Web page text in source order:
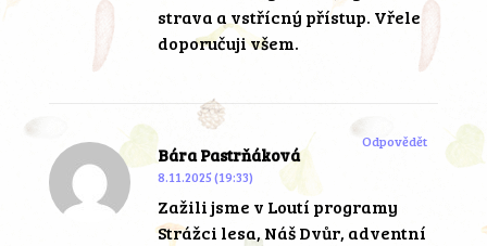
strava a vstřícný přístup. Vřele
doporučuji všem.
Bára Pastrňáková
8.11.2025 (19:33)
Zažili jsme v Loutí programy
Strážci lesa, Náš Dvůr, adventní
Odpovědět